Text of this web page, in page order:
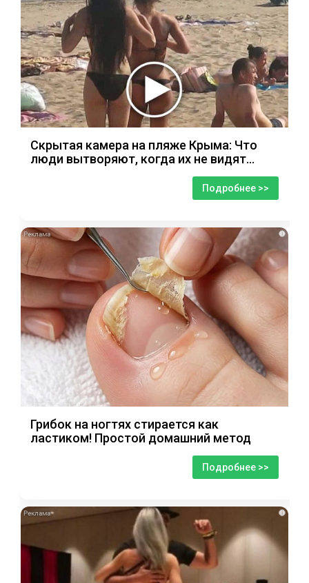
Скрытая камера на пляже Крыма: Что
люди вытворяют, когда их не видят...
Подробнее >>
i
Грибок на ногтях стирается как
ластиком! Простой домашний метод
Подробнее >>
i